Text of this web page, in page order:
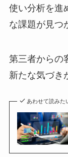
使い分析を進
な課題が見つ
第三者からの
新たな気づき
あわせて読みた